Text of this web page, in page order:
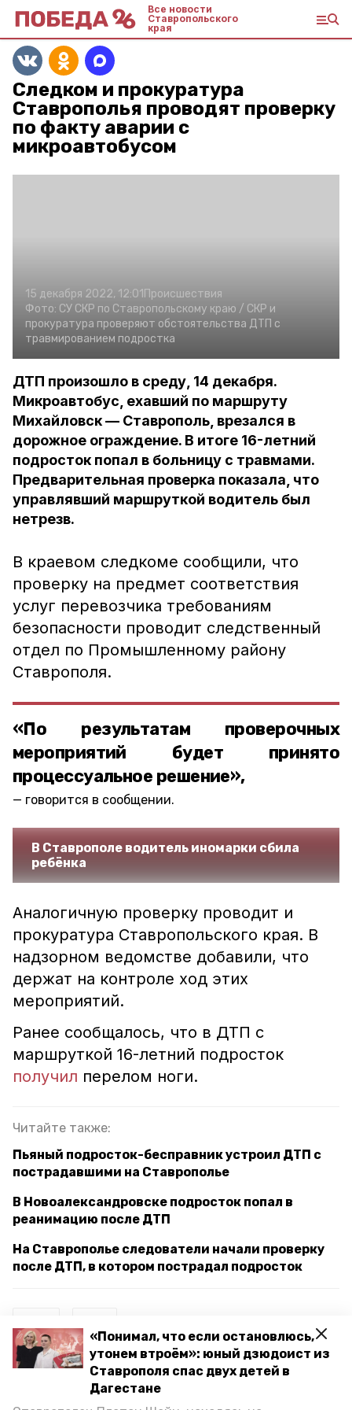
«Понимал, что если остановлюсь,
утонем втроём»: юный дзюдоист из
Ставрополя спас двух детей в
Дагестане
Все новости
Ставропольского
края
Следком и прокуратура
Ставрополья проводят проверку
по факту аварии с
микроавтобусом
15 декабря 2022, 12:01 Происшествия
Фото: СУ СКР по Ставропольскому краю / СКР и
прокуратура проверяют обстоятельства ДТП с
травмированием подростка
ДТП произошло в среду, 14 декабря.
Микроавтобус, ехавший по маршруту
Михайловск — Ставрополь, врезался в
дорожное ограждение. В итоге 16-летний
подросток попал в больницу с травмами.
Предварительная проверка показала, что
управлявший маршруткой водитель был
нетрезв.
В краевом следкоме сообщили, что
проверку на предмет соответствия
услуг перевозчика требованиям
безопасности проводит следственный
отдел по Промышленному району
Ставрополя.
«По результатам проверочных
мероприятий будет принято
процессуальное решение»,
говорится в сообщении.
В Ставрополе водитель иномарки сбила
ребёнка
Аналогичную проверку проводит и
прокуратура Ставропольского края. В
надзорном ведомстве добавили, что
держат на контроле ход этих
мероприятий.
Ранее сообщалось, что в ДТП с
маршруткой 16-летний подросток
получил перелом ноги.
Читайте также:
Пьяный подросток-бесправник устроил ДТП с
пострадавшими на Ставрополье
В Новоалександровске подросток попал в
реанимацию после ДТП
На Ставрополье следователи начали проверку
после ДТП, в котором пострадал подросток
су скр по ставропольскому краю
прокуратура ставропольского края